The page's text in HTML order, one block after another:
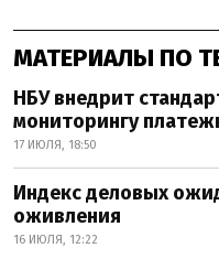
МАТЕРИАЛЫ ПО
НБУ внедрит
мониторингу
17 ИЮЛЯ, 18:50
Индекс деловых
оживления
16 ИЮЛЯ, 12:22